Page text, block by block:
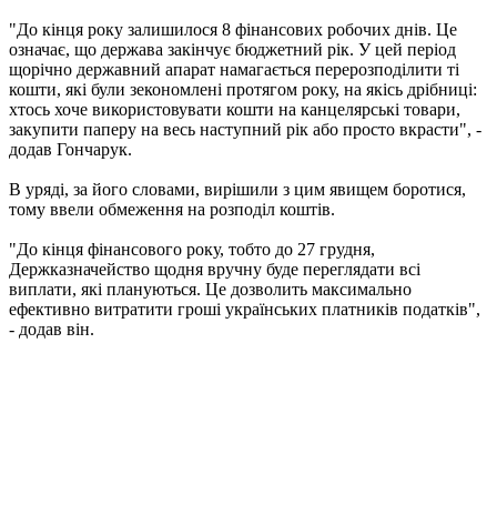
"До кінця року залишилося 8 фінансових робочих днів. Це
означає, що держава закінчує бюджетний рік. У цей період
щорічно державний апарат намагається перерозподілити ті
кошти, які були зекономлені протягом року, на якісь дрібниці:
хтось хоче використовувати кошти на канцелярські товари,
закупити паперу на весь наступний рік або просто вкрасти", -
додав Гончарук.
В уряді, за його словами, вирішили з цим явищем боротися,
тому ввели обмеження на розподіл коштів.
"До кінця фінансового року, тобто до 27 грудня,
Держказначейство щодня вручну буде переглядати всі
виплати, які плануються. Це дозволить максимально
ефективно витратити гроші українських платників податків",
- додав він.